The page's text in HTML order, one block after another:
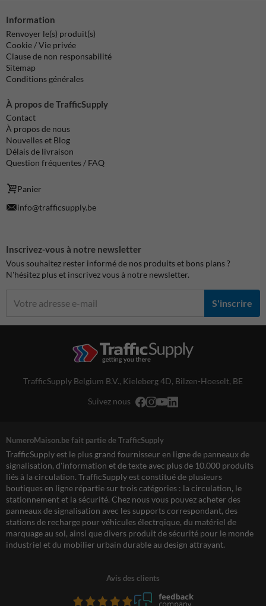
Information
Renvoyer le(s) produit(s)
Cookie / Vie privée
Clause de non responsabilité
Sitemap
Conditions générales
À propos de TrafficSupply
Contact
À propos de nous
Nouvelles et Blog
Délais de livraison
Question fréquentes / FAQ
Panier
info@trafficsupply.be
Inscrivez-vous à notre newsletter
Vous souhaitez rester informé de nos produits et bons plans ?
N'hésitez plus et inscrivez vous à notre newsletter.
S'inscrire
TrafficSupply Belgium B.V., Kieleberg 4D, Bilzen-Hoeselt, BE
Suivez nous
NumeroMaison.be fait partie de TrafficSupply
TrafficSupply est le plus grand fournisseur en ligne de panneaux de
signalisation, d'information et de texte avec plus de 10.000 produits
liés à la circulation. TrafficSupply est constitué de plusieurs
boutiques en ligne répartie sur trois catégories : la circulation, le
stationnement et la sécurité. Chez nous vous pouvez acheter des
panneaux de signalisation avec les supports correspondant, des
stations de recharge pour véhicules électrqique, du matériel de
marquage au sol, ainsi que divers produit de sécurité pour le monde
industriel et du mobilier urbain durable au design attrayant.
Avis des clients